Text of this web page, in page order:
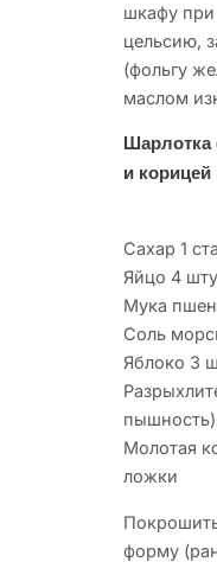
шкафу при
цельсию,
(фольгу
маслом
и корицей
Сахар 1
Яйцо 4
Мука
Соль
Яблоко 3
Молотая
ложки
форму